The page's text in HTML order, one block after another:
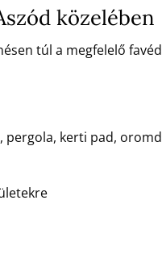
közelében
túl a megfelelő
kerti pad,